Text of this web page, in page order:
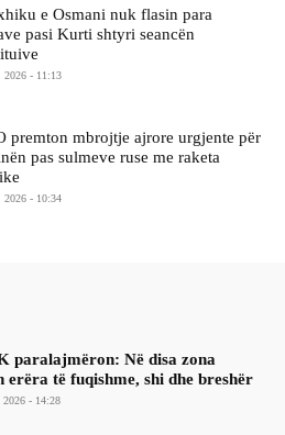
e Osmani nuk flasin para
pasi Kurti shtyri seancën
2026 - 11:13
premton mbrojtje ajrore urgjente për
pas sulmeve ruse me raketa
2026 - 10:34
paralajmëron: Në disa zona
erëra të fuqishme, shi dhe breshër
2026 - 14:28